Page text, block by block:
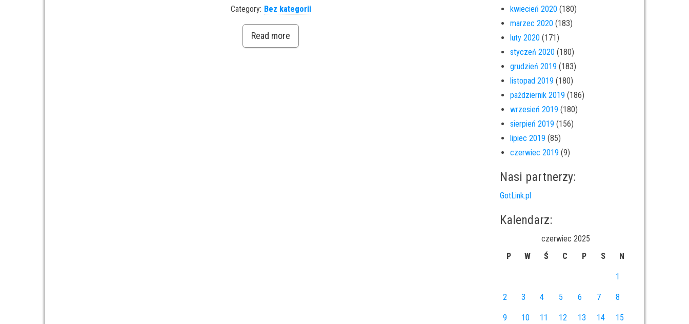
Category: Bez kategorii
Read more
kwiecień 2020 (180)
marzec 2020 (183)
luty 2020 (171)
styczeń 2020 (180)
grudzień 2019 (183)
listopad 2019 (180)
październik 2019 (186)
wrzesień 2019 (180)
sierpień 2019 (156)
lipiec 2019 (85)
czerwiec 2019 (9)
Nasi partnerzy:
GotLink.pl
Kalendarz:
czerwiec 2025
P
W Ś C P S N
1
2 3 4 5 6 7 8
9 10 11 12 13 14 15